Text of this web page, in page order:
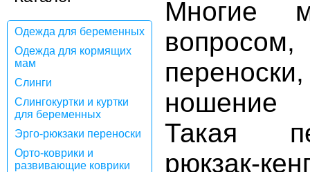
Одежда для беременных
Одежда для кормящих
мам
Слинги
Слингокуртки и куртки
для беременных
Эрго-рюкзаки переноски
Орто-коврики и
развивающие коврики
Многие
ношение
Такая
рюкзак-